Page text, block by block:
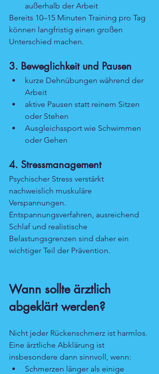
außerhalb der Arbeit
Bereits 10–15 Minuten Training pro Tag
können langfristig einen großen
Unterschied machen.
3. Beweglichkeit und Pausen
kurze Dehnübungen während der
Arbeit
aktive Pausen statt reinem Sitzen
oder Stehen
Ausgleichssport wie Schwimmen
oder Gehen
4. Stressmanagement
Psychischer Stress verstärkt
nachweislich muskuläre
Verspannungen.
Entspannungsverfahren, ausreichend
Schlaf und realistische
Belastungsgrenzen sind daher ein
wichtiger Teil der Prävention.
Wann sollte ärztlich
abgeklärt werden?
Nicht jeder Rückenschmerz ist harmlos.
Eine ärztliche Abklärung ist
insbesondere dann sinnvoll, wenn:
Schmerzen länger als einige